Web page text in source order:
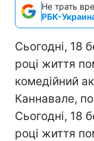
Не трать
РБК-
Сьогодні, 18
році життя
комедійний
Каннавале,
Сьогодні, 18
році життя